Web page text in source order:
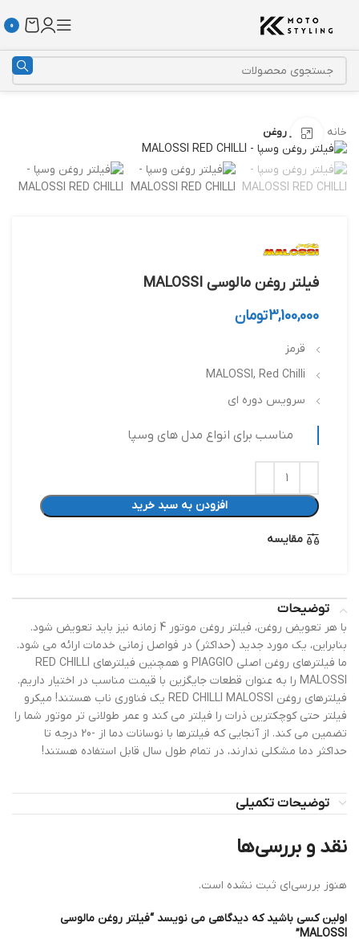
0
خانه فیلتر روغن
بزرگنمایی تصویر
فیلتر روغن مالوسی MALOSSI
3,100,000تومان
قرمز
MALOSSI, Red Chilli
سرویس دوره ای
مناسب برای انواع مدل های وسپا
افزودن به سبد خرید
مقایسه
توضیحات
با هر تعویض روغن، فیلتر روغن موتور 4 زمانه نیز باید تعویض شود.
بنابراین، یک مورد جدید (حداکثر) در فواصل زمانی خدمات ارائه می شود.
ما فیلترهای روغن اصلی PIAGGIO و همچنین فیلترهای RED CHILLI
MALOSSI را به عنوان قطعات جایگزین با قیمت مناسب در اختیار داریم.
فیلترهای روغن RED CHILLI MALOSSI یک فناوری ناب هستند! میکرو
فیلتر حتی کوچکترین ذرات را فیلتر می کند و عمر طولانی تر موتور شما را
تضمین می کند. از آنجایی که فیلترها با نوسانات دما از -20 درجه تا
حداکثر دما مشکلی ندارند، در تمام طول سال قابل استفاده هستند!
توضیحات تکمیلی
نقد و بررسی‌ها
هنوز بررسی‌ای ثبت نشده است.
اولین کسی باشید که دیدگاهی می نویسد “فیلتر روغن مالوسی
MALOSSI”